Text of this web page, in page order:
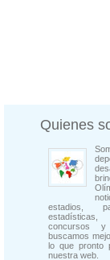
Quienes
estadios,
concursos y
buscamos
lo que pronto
nuestra web.